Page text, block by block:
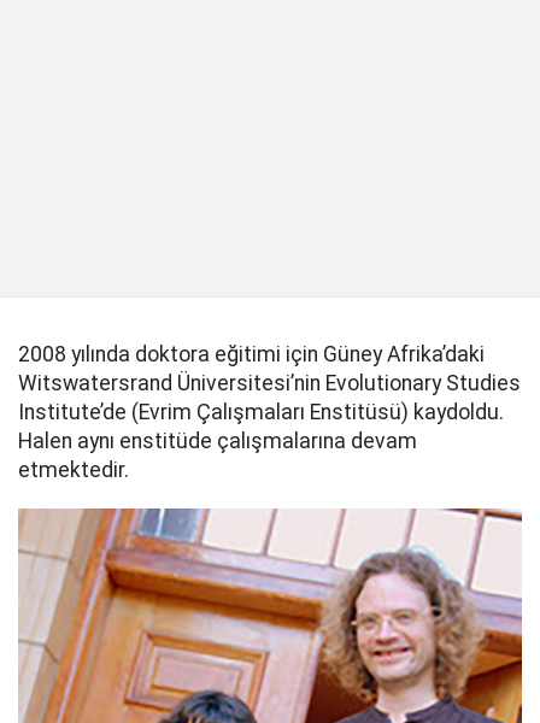
2008 yılında doktora eğitimi için Güney Afrika’daki
Witswatersrand Üniversitesi’nin Evolutionary Studies
Institute’de (Evrim Çalışmaları Enstitüsü) kaydoldu.
Halen aynı enstitüde çalışmalarına devam
etmektedir.